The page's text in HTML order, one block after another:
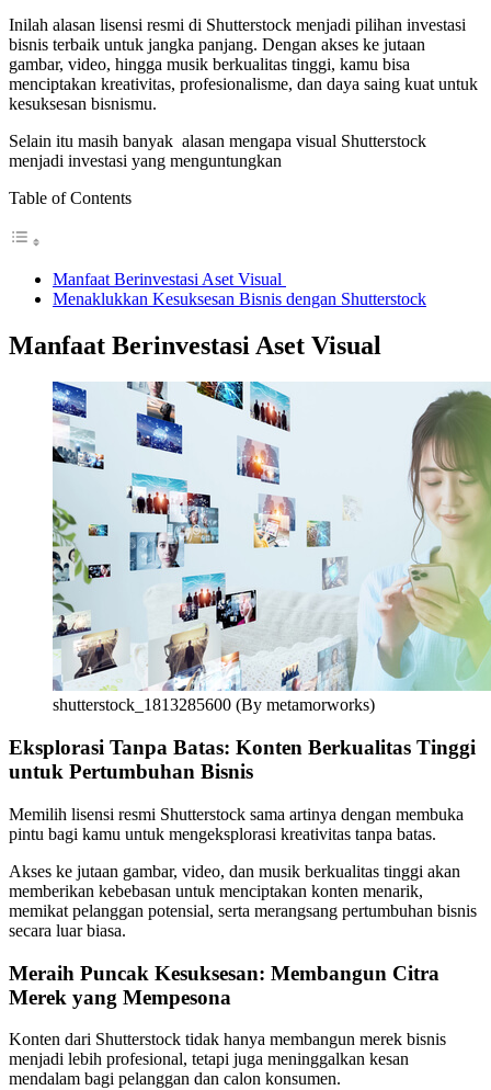
Inilah alasan lisensi resmi di Shutterstock menjadi pilihan investasi
bisnis terbaik untuk jangka panjang. Dengan akses ke jutaan
gambar, video, hingga musik berkualitas tinggi, kamu bisa
menciptakan kreativitas, profesionalisme, dan daya saing kuat untuk
kesuksesan bisnismu.
Selain itu masih banyak alasan mengapa visual Shutterstock
menjadi investasi yang menguntungkan
Table of Contents
Manfaat Berinvestasi Aset Visual
Menaklukkan Kesuksesan Bisnis dengan Shutterstock
Manfaat Berinvestasi Aset Visual
shutterstock_1813285600 (By metamorworks)
Eksplorasi Tanpa Batas: Konten Berkualitas Tinggi
untuk Pertumbuhan Bisnis
Memilih lisensi resmi Shutterstock sama artinya dengan membuka
pintu bagi kamu untuk mengeksplorasi kreativitas tanpa batas.
Akses ke jutaan gambar, video, dan musik berkualitas tinggi akan
memberikan kebebasan untuk menciptakan konten menarik,
memikat pelanggan potensial, serta merangsang pertumbuhan bisnis
secara luar biasa.
Meraih Puncak Kesuksesan: Membangun Citra
Merek yang Mempesona
Konten dari Shutterstock tidak hanya membangun merek bisnis
menjadi lebih profesional, tetapi juga meninggalkan kesan
mendalam bagi pelanggan dan calon konsumen.